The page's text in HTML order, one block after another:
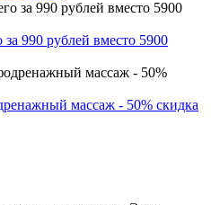
990 рублей вместо 5900
массаж - 50% скидка